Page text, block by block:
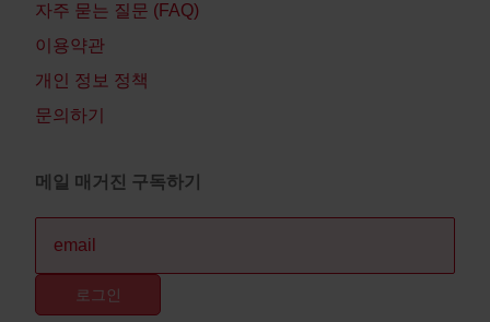
자주 묻는 질문 (FAQ)
이용약관
개인 정보 정책
문의하기
메일 매거진 구독하기